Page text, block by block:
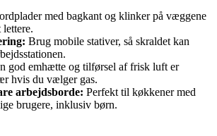
med bagkant og klinker på væggene
Brug mobile stativer, så skraldet kan
god emhætte og tilførsel af frisk luft er
hvis du vælger gas.
arbejdsborde: Perfekt til køkkener med
brugere, inklusiv børn.